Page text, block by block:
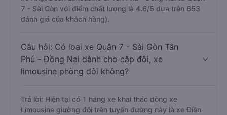
7 - Sài Gòn với điểm chất lượng là 4.6/5 dựa trên 653
đánh giá của khách hàng).
Câu hỏi: Có loại xe Quận 7 - Sài Gòn Tân
Phú - Đồng Nai dành cho cặp đôi, xe
limousine phòng đôi không?
Trả lời: Hiện tại có 1 hãng xe khai thác dòng xe
Limousine giường đôi trên tuyến đường này là xe Điền